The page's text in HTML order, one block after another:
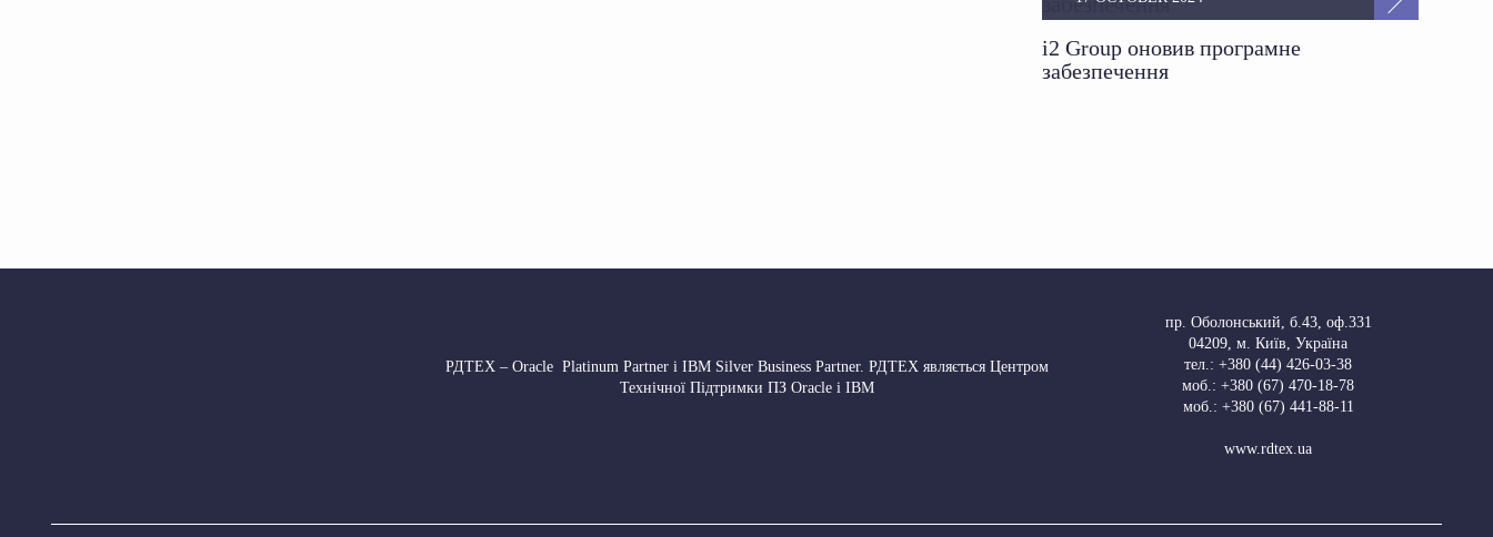
i2 Group оновив програмне
забезпечення
РДТЕХ – Oracle Platinum Partner і IBM Silver Business Partner. РДТЕХ являється Центром
Технічної Підтримки ПЗ Oracle і IBM
пр. Оболонський, б.43, оф.331
04209, м. Київ, Україна
тел.: +380 (44) 426-03-38
моб.: +380 (67) 470-18-78
моб.: +380 (67) 441-88-11
www.rdtex.ua